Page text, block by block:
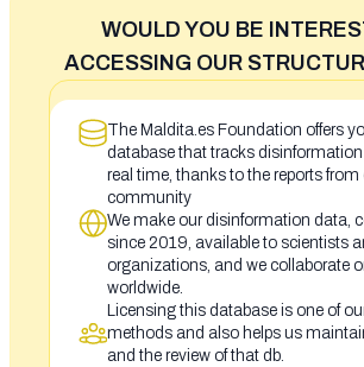
WOULD YOU BE
ACCESSING OUR
The Maldita.es Foundation offers
database that tracks
real time, thanks to the reports from
community
We make our disinformation data,
since 2019, available to scientists
organizations, and we collaborate
worldwide.
Licensing this database is one of
methods and also helps us
and the review of that db.